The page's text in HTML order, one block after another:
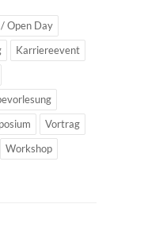
Open Day
Karriereevent
Vortrag
Workshop